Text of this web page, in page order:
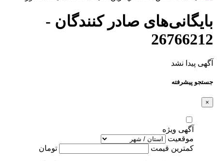
بایگانی‌های صادر کنندگان -
26766212
آگهی پیدا نشد
جستجو پیشرفته
×
آگهی ویژه
موقعیت
کمترین قیمت
تومان